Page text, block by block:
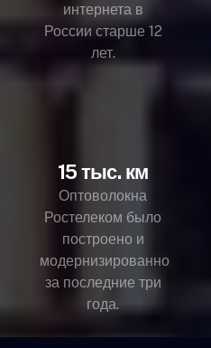
интернета в
России старше 12
лет.
15 тыс. км
Оптоволокна
Ростелеком было
построено и
модернизированно
за последние три
года.